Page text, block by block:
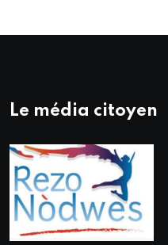
Le média citoyen